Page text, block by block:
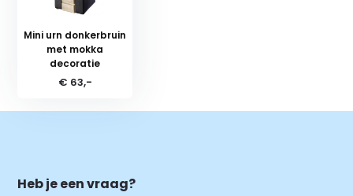
Mini urn donkerbruin
met mokka
decoratie
€ 63,-
Heb je een vraag?